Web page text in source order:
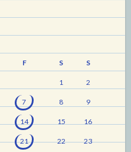
F S S
1 2
7 8 9
14 15 16
21 22 23